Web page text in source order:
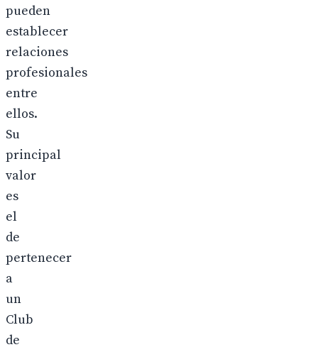
pueden
establecer
relaciones
profesionales
entre
ellos.
Su
principal
valor
es
el
de
pertenecer
a
un
Club
de